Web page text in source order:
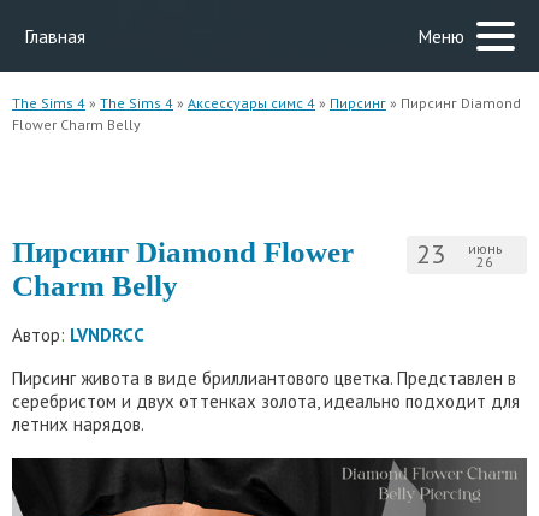
Главная Меню
The Sims 4 » The Sims 4 » Аксессуары симс 4 » Пирсинг » Пирсинг Diamond
Flower Charm Belly
23 июнь
26
Пирсинг Diamond Flower
Charm Belly
Автор: LVNDRCC
Пирсинг живота в виде бриллиантового цветка. Представлен в
серебристом и двух оттенках золота, идеально подходит для
летних нарядов.